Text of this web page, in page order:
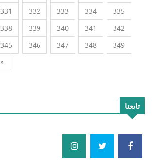
331 332 333 334
335
338 339 340 341
342
345 346 347 348
349
»
تابعنا